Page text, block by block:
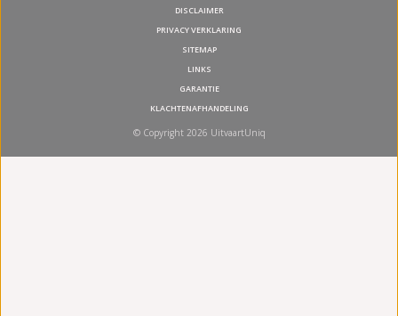
DISCLAIMER
PRIVACY VERKLARING
SITEMAP
LINKS
GARANTIE
KLACHTENAFHANDELING
© Copyright 2026 UitvaartUniq